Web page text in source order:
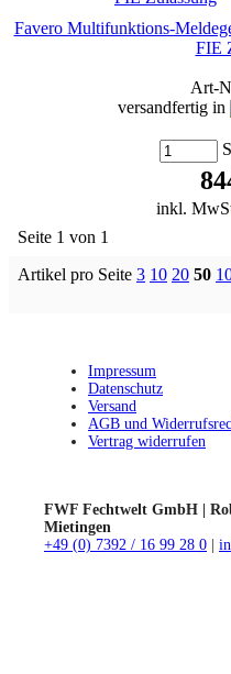
Favero Multifunktions-
FIE
Art-
versandfertig in
inkl.
Seite 1 von 1
Artikel pro Seite 3 10 20 50
Impressum
Datenschutz
Versand
AGB und
Vertrag widerrufen
FWF Fechtwelt GmbH |
Mietingen
+49 (0) 7392 / 16 99 28 0